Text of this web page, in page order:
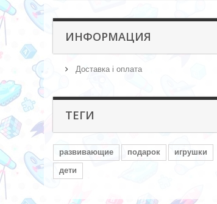
ИНФОРМАЦИЯ
Доставка і оплата
ТЕГИ
развивающие подарок
игрушки
дети